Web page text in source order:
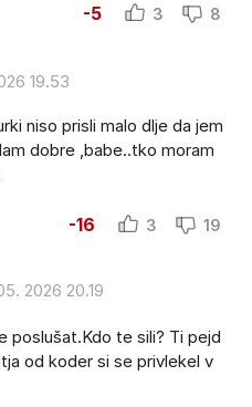
-5 3 8
19.53
niso prisli malo dlje da jem
dobre ,babe..tko moram
-16 3 19
2026 20.19
poslušat.Kdo te sili? Ti pejd
od koder si se privlekel v